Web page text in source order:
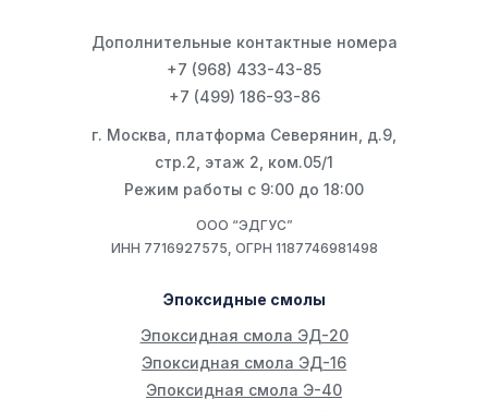
ООО “ЭДГУС”
ИНН 7716927575, ОГРН 1187746981498
Дополнительные контактные номера
+7 (968) 433-43-85
+7 (499) 186-93-86
Эпоксидная смола ЭД-20
Эпоксидная смола ЭД-16
Эпоксидная смола Э-40
Эпоксидные смолы
г. Москва, платформа Северянин, д.9,
стр.2, этаж 2, ком.05/1
Режим работы с 9:00 до 18:00